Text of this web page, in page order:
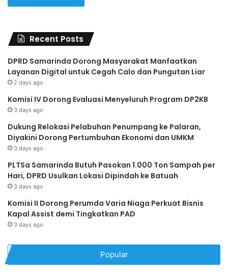
Recent Posts
DPRD Samarinda Dorong Masyarakat Manfaatkan
Layanan Digital untuk Cegah Calo dan Pungutan Liar
2 days ago
Komisi IV Dorong Evaluasi Menyeluruh Program DP2KB
3 days ago
Dukung Relokasi Pelabuhan Penumpang ke Palaran,
Diyakini Dorong Pertumbuhan Ekonomi dan UMKM
3 days ago
PLTSa Samarinda Butuh Pasokan 1.000 Ton Sampah per
Hari, DPRD Usulkan Lokasi Dipindah ke Batuah
3 days ago
Komisi II Dorong Perumda Varia Niaga Perkuat Bisnis
Kapal Assist demi Tingkatkan PAD
3 days ago
Popular